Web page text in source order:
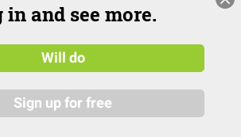
in and see more.
Will do
Sign up for free